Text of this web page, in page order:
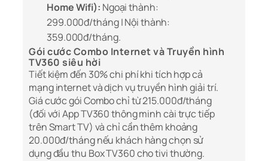
Home Wifi): Ngoại thành:
299.000đ/tháng | Nội thành:
359.000đ/tháng.
Gói cước Combo Internet và Truyền hình
TV360 siêu hời
Tiết kiệm đến 30% chi phí khi tích hợp cả
mạng internet và dịch vụ truyền hình giải trí.
Giá cước gói Combo chỉ từ 215.000đ/tháng
(đối với App TV360 thông minh cài trực tiếp
trên Smart TV) và chỉ cần thêm khoảng
20.000đ/tháng nếu khách hàng chọn sử
dụng đầu thu Box TV360 cho tivi thường.